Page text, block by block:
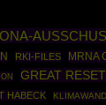
AUSSCHUSS
RKI-FILES MRNA
GREAT RESET
HABECK